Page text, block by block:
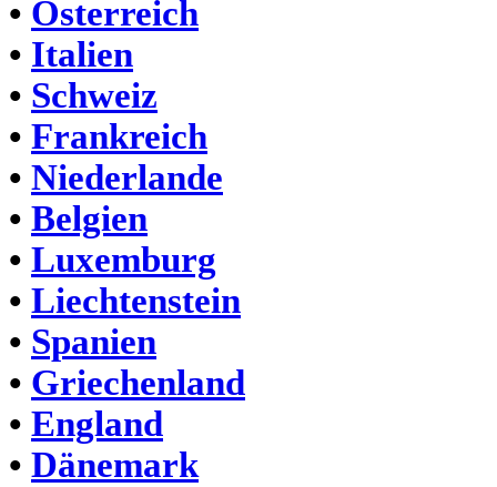
• Österreich
• Italien
• Schweiz
• Frankreich
• Niederlande
• Belgien
• Luxemburg
• Liechtenstein
• Spanien
• Griechenland
• England
• Dänemark